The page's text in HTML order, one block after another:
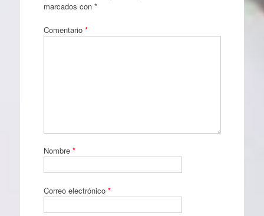
marcados con *
Comentario *
Nombre *
Correo electrónico *